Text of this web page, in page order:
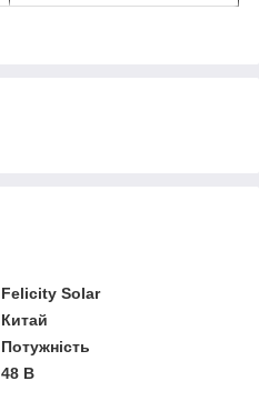
Felicity Solar
Китай
Потужність
48 В